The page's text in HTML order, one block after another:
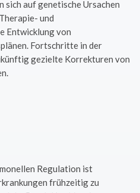
auf genetische Ursachen
und
Entwicklung von
Fortschritte in der
gezielte Korrekturen von
Regulation ist
frühzeitig zu